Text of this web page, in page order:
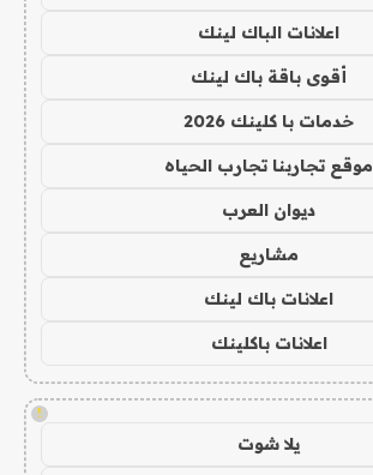
اعلانات الباك لينك
أقوى باقة باك لينك
خدمات با كلينك 2026
موقع تجاربنا تجارب الحياه
ديوان العرب
مشاريع
اعلانات باك لينك
اعلانات باكلينك
!
يلا شوت